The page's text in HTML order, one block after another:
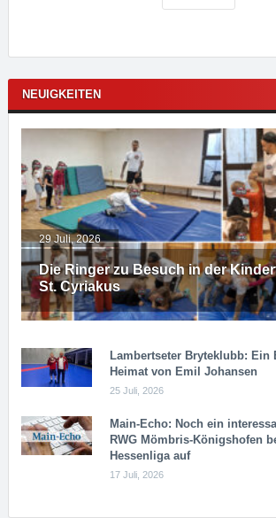
NEUIGKEITEN
Die Ringer zu Besuch in der
St. Cyriakus
29 Juli, 2026
Lambertseter Bryteklubb: Ein
Heimat von Emil Johansen
25 Juli, 2026
Main-Echo: Noch ein
RWG Möm­b­ris-Kö­n­igs­ho­fen
Hessenliga auf
17 Juli, 2026